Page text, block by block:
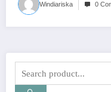
Windiariska 0